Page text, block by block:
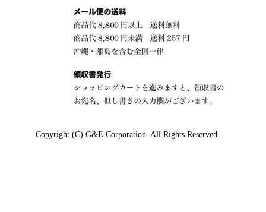
Copyright (C) G&E Corporation. All Rights Reserved.